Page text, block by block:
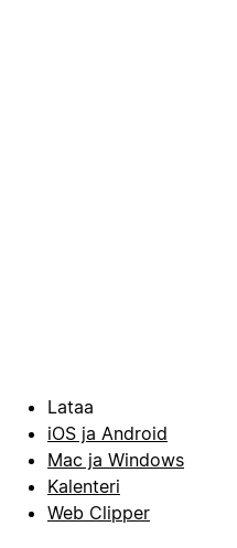
Lataa
iOS ja Android
Mac ja Windows
Kalenteri
Web Clipper